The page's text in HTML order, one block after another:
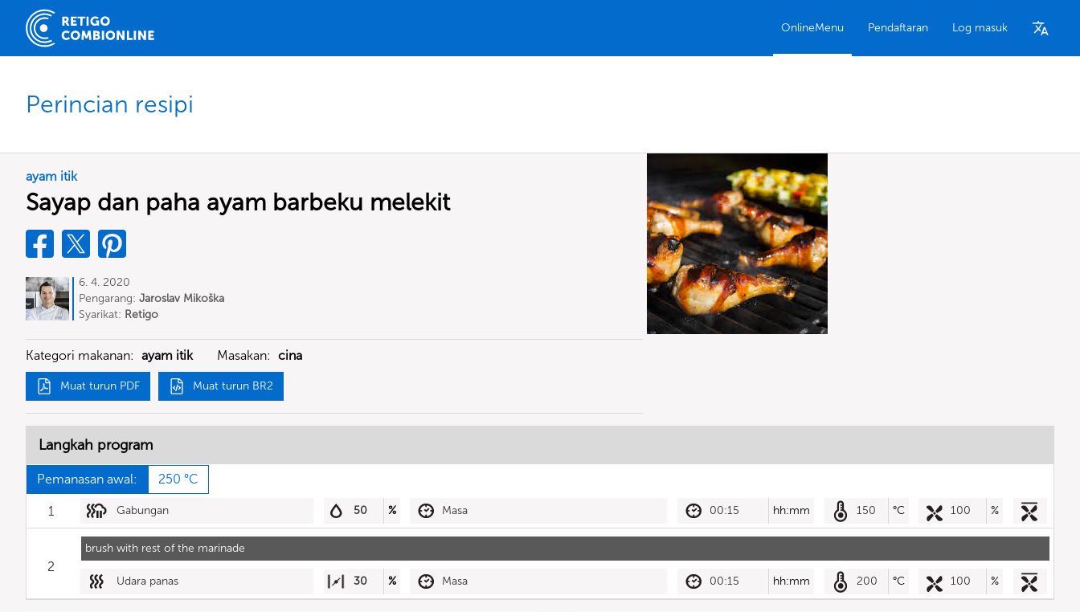
OnlineMenu Pendaftaran Log masuk
Perincian resipi
ayam itik
Sayap dan paha ayam barbeku melekit
6. 4. 2020
Pengarang: Jaroslav Mikoška
Syarikat: Retigo
Kategori makanan: ayam itik Masakan: cina
Muat turun PDF Muat turun BR2
Langkah program
Pemanasan awal: 250 °C
1 Gabungan 50 % Masa 00:15 hh:mm 150 °C 100 %
brush with rest of the marinade
2
Udara panas 30 % Masa 00:15 hh:mm 200 °C 100 %